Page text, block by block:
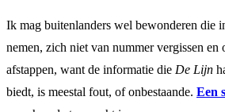
Ik mag buitenlanders wel bewonderen die
nemen, zich niet van nummer vergissen en
afstappen, want de informatie die De Lijn
biedt, is meestal fout, of onbestaande. Een